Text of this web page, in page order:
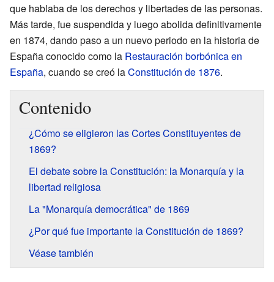
que hablaba de los derechos y libertades de las personas.
Más tarde, fue suspendida y luego abolida definitivamente
en 1874, dando paso a un nuevo periodo en la historia de
España conocido como la Restauración borbónica en
España, cuando se creó laConstitución de 1876.
Contenido
¿Cómo se eligieron las Cortes Constituyentes de
1869?
El debate sobre la Constitución: la Monarquía y la
libertad religiosa
La "Monarquía democrática" de 1869
¿Por qué fue importante la Constitución de 1869?
Véase también